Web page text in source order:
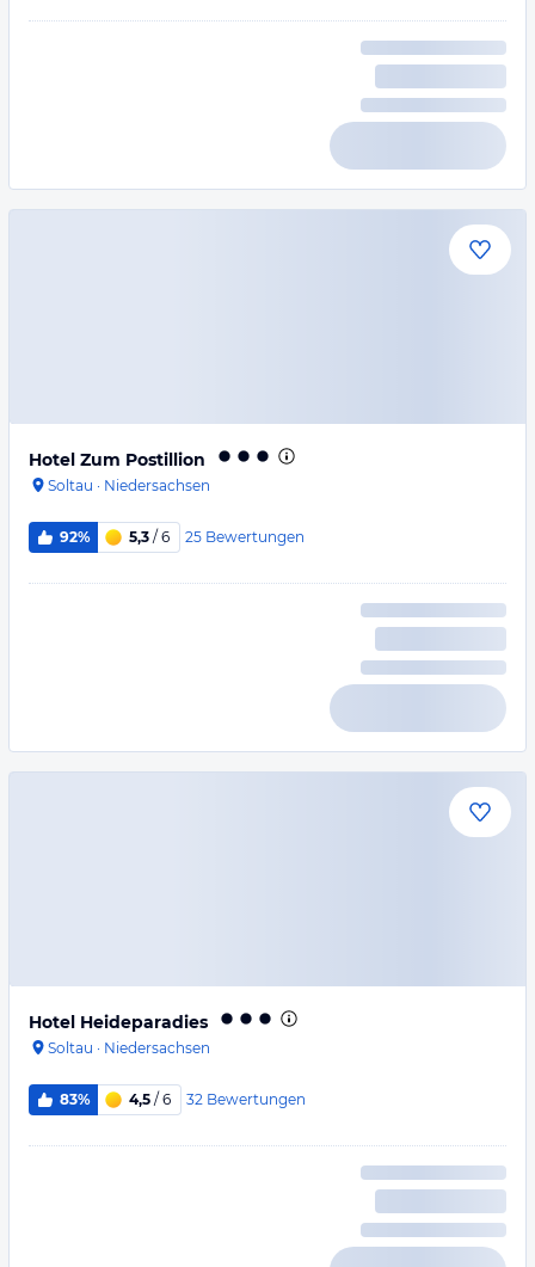
Hotel Zum Postillion
Soltau · Niedersachsen
92% 5,3 / 6 25 Bewertungen
Hotel Heideparadies
Soltau · Niedersachsen
83% 4,5 / 6 32 Bewertungen